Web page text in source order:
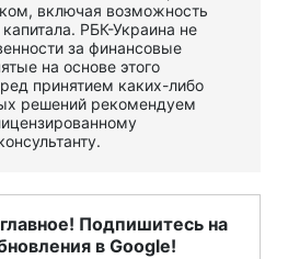
включая возможность
РБК-Украина не
за финансовые
на основе этого
принятием каких-либо
решений рекомендуем
Подпишитесь на
в Google!